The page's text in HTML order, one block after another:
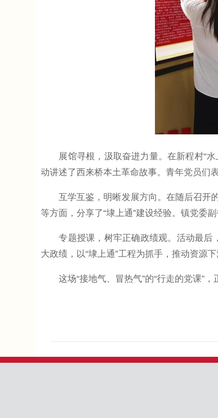
展馆寻根，汲取奋进力量。在新程村“水
动讲述了西来桥本土革命故事。青年党员们
互学互鉴，明晰发展方向。在随后召开的
等方面，分享了“埭上通”建设经验。镇党委
专题授课，树牢正确政绩观。活动最后，
大政绩，以“埭上通”工程为抓手，推动资源
这场“接地气、冒热气”的“行走的党课”，